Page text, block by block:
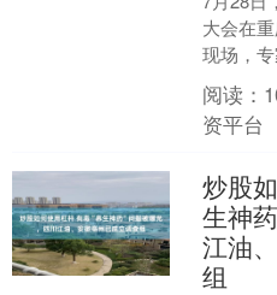
大会在
现场，
演讲，
纬30度
阅读：
资平台
炒股
生神
江油
组